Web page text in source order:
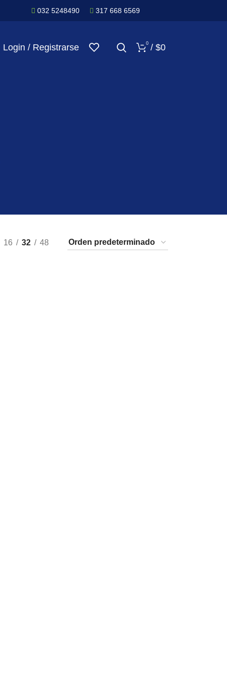
032 5248490 317 668 6569
Login / Registrarse 0 / $0
16 32 48